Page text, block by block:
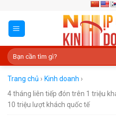
content
Trang chủ › Kinh doanh ›
4 tháng liên tiếp đón trên 1 triệu
10 triệu lượt khách quốc tế